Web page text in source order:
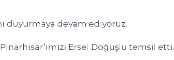
duyurmaya devam ediyoruz.
Ersel Doğuşlu temsil etti.